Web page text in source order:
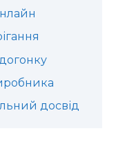
досвід